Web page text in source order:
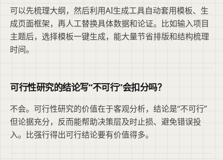
可以先梳理大纲，然后利用AI生成工具自动套用模板、生
成页面框架，再人工替换具体数据和论证。比如输入项目
主题后，选择模板一键生成，能大量节省排版和结构梳理
时间。
可行性研究的结论写“不可行”会扣分吗？
不会。可行性研究的价值在于客观分析，结论是“不可行”
但论据充分，反而能帮助决策层及时止损、避免错误投
入。比强行得出可行结论要有价值得多。